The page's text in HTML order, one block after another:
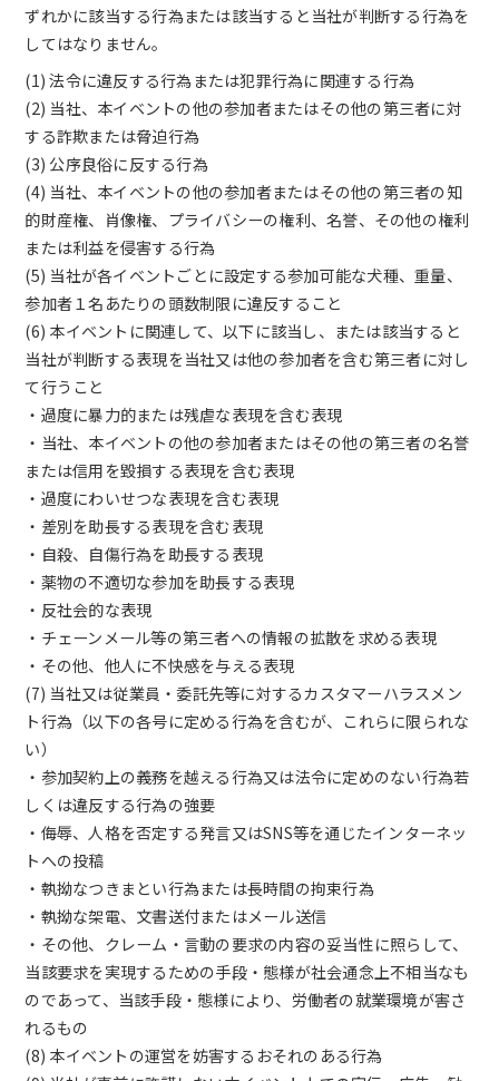
ずれかに該当する行為または該当すると当社が判断する行為を
してはなりません。
(1) 法令に違反する行為または犯罪行為に関連する行為
(2) 当社、本イベントの他の参加者またはその他の第三者に対
する詐欺または脅迫行為
(3) 公序良俗に反する行為
(4) 当社、本イベントの他の参加者またはその他の第三者の知
的財産権、肖像権、プライバシーの権利、名誉、その他の権利
または利益を侵害する行為
(5) 当社が各イベントごとに設定する参加可能な犬種、重量、
参加者１名あたりの頭数制限に違反すること
(6) 本イベントに関連して、以下に該当し、または該当すると
当社が判断する表現を当社又は他の参加者を含む第三者に対し
て行うこと
・過度に暴力的または残虐な表現を含む表現
・当社、本イベントの他の参加者またはその他の第三者の名誉
または信用を毀損する表現を含む表現
・過度にわいせつな表現を含む表現
・差別を助長する表現を含む表現
・自殺、自傷行為を助長する表現
・薬物の不適切な参加を助長する表現
・反社会的な表現
・チェーンメール等の第三者への情報の拡散を求める表現
・その他、他人に不快感を与える表現
(7) 当社又は従業員・委託先等に対するカスタマーハラスメン
ト行為（以下の各号に定める行為を含むが、これらに限られな
い）
・参加契約上の義務を越える行為又は法令に定めのない行為若
しくは違反する行為の強要
・侮辱、人格を否定する発言又はSNS等を通じたインターネッ
トへの投稿
・執拗なつきまとい行為または長時間の拘束行為
・執拗な架電、文書送付またはメール送信
・その他、クレーム・言動の要求の内容の妥当性に照らして、
当該要求を実現するための手段・態様が社会通念上不相当なも
のであって、当該手段・態様により、労働者の就業環境が害さ
れるもの
(8) 本イベントの運営を妨害するおそれのある行為